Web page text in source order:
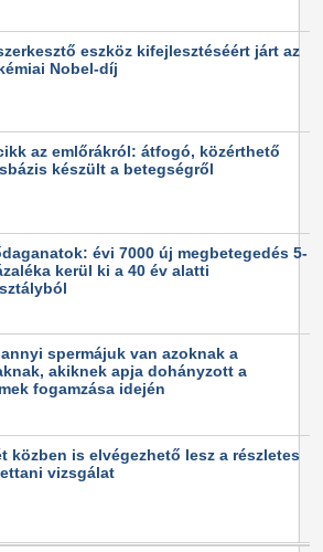
eszköz kifejlesztéséért járt az
Nobel-díj
az emlőrákról: átfogó, közérthető
készült a betegségről
évi 7000 új megbetegedés 5-
kerül ki a 40 év alatti
spermájuk van azoknak a
akiknek apja dohányzott a
fogamzása idején
közben is elvégezhető lesz a részletes
vizsgálat